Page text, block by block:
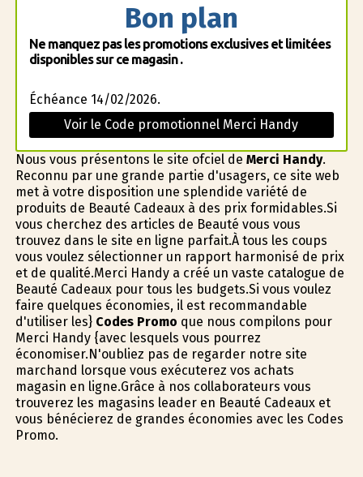
Bon plan
Ne manquez pas les promotions exclusives et limitées
disponibles sur ce magasin .
Échéance 14/02/2026.
Voir le Code promotionnel Merci Handy
Nous vous présentons le site officiel de Merci Handy.
Reconnu par une grande partie d'usagers, ce site web
met à votre disposition une splendide variété de
produits de Beauté Cadeaux à des prix formidables.Si
vous cherchez des articles de Beauté vous vous
trouvez dans le site en ligne parfait.À tous les coups
vous voulez sélectionner un rapport harmonisé de prix
et de qualité.Merci Handy a créé un vaste catalogue de
Beauté Cadeaux pour tous les budgets.Si vous voulez
faire quelques économies, il est recommandable
d'utiliser les} Codes Promo que nous compilons pour
Merci Handy {avec lesquels vous pourrez
économiser.N'oubliez pas de regarder notre site
marchand lorsque vous exécuterez vos achats
magasin en ligne.Grâce à nos collaborateurs vous
trouverez les magasins leader en Beauté Cadeaux et
vous bénéficierez de grandes économies avec les Codes
Promo.